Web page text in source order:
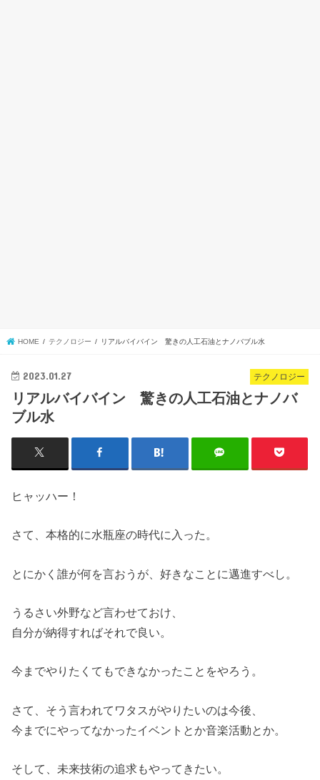
HOME テクノロジー リアルバイバイン 驚きの人工石油とナノバブル水
テクノロジー
2023.01.27
リアルバイバイン 驚きの人工石油とナノバ
ブル水
ヒャッハー！
さて、本格的に水瓶座の時代に入った。
とにかく誰が何を言おうが、好きなことに邁進すべし。
うるさい外野など言わせておけ、
自分が納得すればそれで良い。
今までやりたくてもできなかったことをやろう。
さて、そう言われてワタスがやりたいのは今後、
今までにやってなかったイベントとか音楽活動とか。
そして、未来技術の追求もやってきたい。